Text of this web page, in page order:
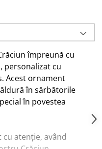
împreună cu
personalizat cu
Acest ornament
în sărbătorile
în povestea
atenție, având